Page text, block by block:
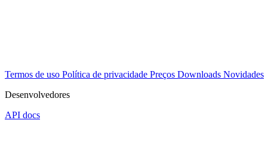
Termos de uso Política de privacidade Preços Downloads Novidades
Desenvolvedores
API docs